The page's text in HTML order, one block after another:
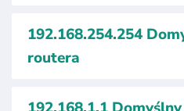
192.168.254.254
routera